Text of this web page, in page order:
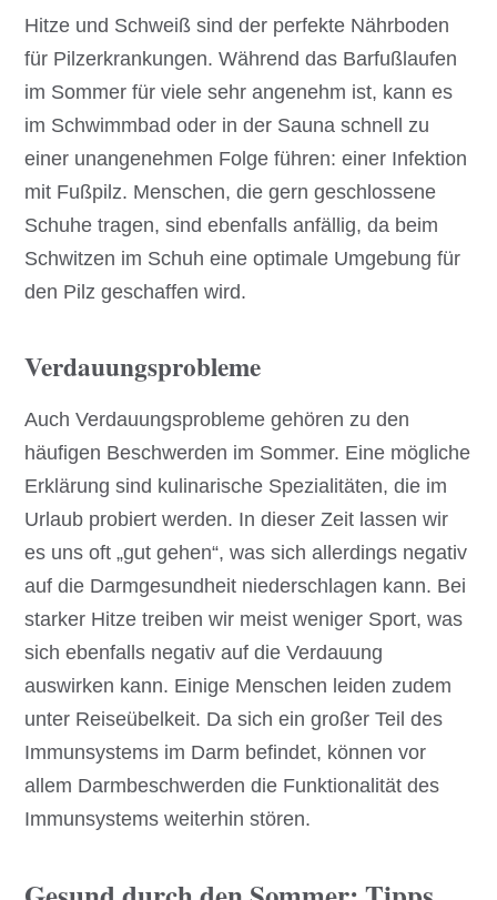
Hitze und Schweiß sind der perfekte Nährboden
für Pilzerkrankungen. Während das Barfußlaufen
im Sommer für viele sehr angenehm ist, kann es
im Schwimmbad oder in der Sauna schnell zu
einer unangenehmen Folge führen: einer Infektion
mit Fußpilz. Menschen, die gern geschlossene
Schuhe tragen, sind ebenfalls anfällig, da beim
Schwitzen im Schuh eine optimale Umgebung für
den Pilz geschaffen wird.
Verdauungsprobleme
Auch Verdauungsprobleme gehören zu den
häufigen Beschwerden im Sommer. Eine mögliche
Erklärung sind kulinarische Spezialitäten, die im
Urlaub probiert werden. In dieser Zeit lassen wir
es uns oft „gut gehen“, was sich allerdings negativ
auf die Darmgesundheit niederschlagen kann. Bei
starker Hitze treiben wir meist weniger Sport, was
sich ebenfalls negativ auf die Verdauung
auswirken kann. Einige Menschen leiden zudem
unter Reiseübelkeit. Da sich ein großer Teil des
Immunsystems im Darm befindet, können vor
allem Darmbeschwerden die Funktionalität des
Immunsystems weiterhin stören.